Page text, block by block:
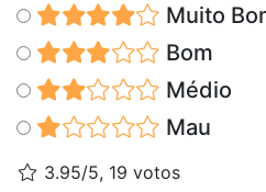
Muito
Bom
Médio
Mau
3.95/5, 19 votos